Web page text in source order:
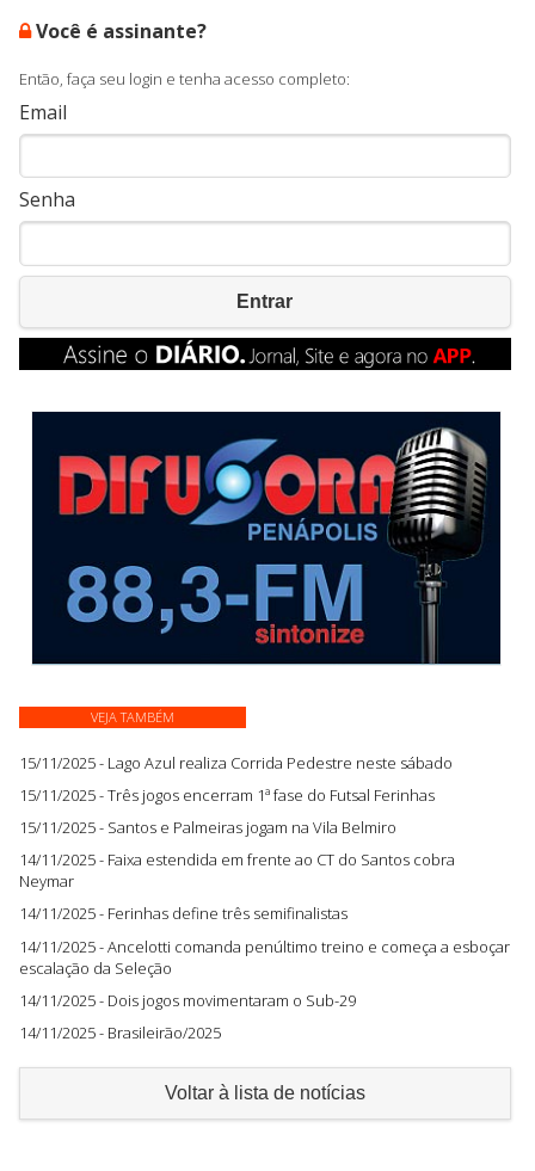
Você é assinante?
Então, faça seu login e tenha acesso completo:
Email
Senha
Entrar
VEJA TAMBÉM
15/11/2025 - Lago Azul realiza Corrida Pedestre neste sábado
15/11/2025 - Três jogos encerram 1ª fase do Futsal Ferinhas
15/11/2025 - Santos e Palmeiras jogam na Vila Belmiro
14/11/2025 - Faixa estendida em frente ao CT do Santos cobra
Neymar
14/11/2025 - Ferinhas define três semifinalistas
14/11/2025 - Ancelotti comanda penúltimo treino e começa a esboçar
escalação da Seleção
14/11/2025 - Dois jogos movimentaram o Sub-29
14/11/2025 - Brasileirão/2025
Voltar à lista de notícias